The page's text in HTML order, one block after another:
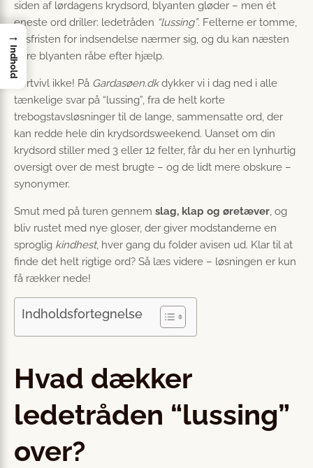
siden af lørdagens krydsord, blyanten gløder – men ét
eneste ord driller: ledetråden “lussing”. Felterne er tomme,
tidsfristen for indsendelse nærmer sig, og du kan næsten
høre blyanten råbe efter hjælp.
Fortvivl ikke! På Gardasøen.dkdykker vi i dag ned i alle
tænkelige svar på “lussing”, fra de helt korte
trebogstavsløsninger til de lange, sammensatte ord, der
kan redde hele din krydsordsweekend. Uanset om din
krydsord stiller med 3 eller 12 felter, får du her en lynhurtig
oversigt over de mest brugte – og de lidt mere obskure –
synonymer.
Smut med på turen gennem slag, klap og øretæver, og
bliv rustet med nye gloser, der giver modstanderne en
sproglig kindhest, hver gang du folder avisen ud. Klar til at
finde det helt rigtige ord? Så læs videre – løsningen er kun
få rækker nede!
Indholdsfortegnelse
Hvad dækker
ledetråden “lussing”
over?
→
Indhold